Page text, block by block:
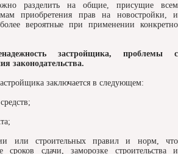
разделить на общие, присущие всем
приобретения прав на новостройки, и
вероятные при применении конкретно
застройщика, проблемы с
законодательства.
заключается в следующем:
или строительных правил и норм, что
сроков сдачи, заморозке строительства и